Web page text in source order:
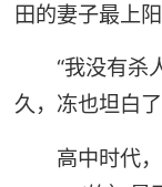
田的妻子最上
“我没有杀
久，冻也坦白
高中时代